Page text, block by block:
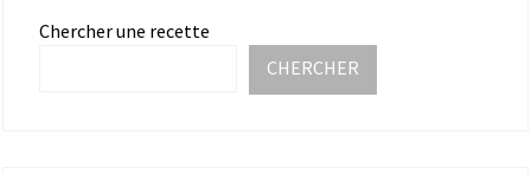
Chercher une recette
CHERCHER